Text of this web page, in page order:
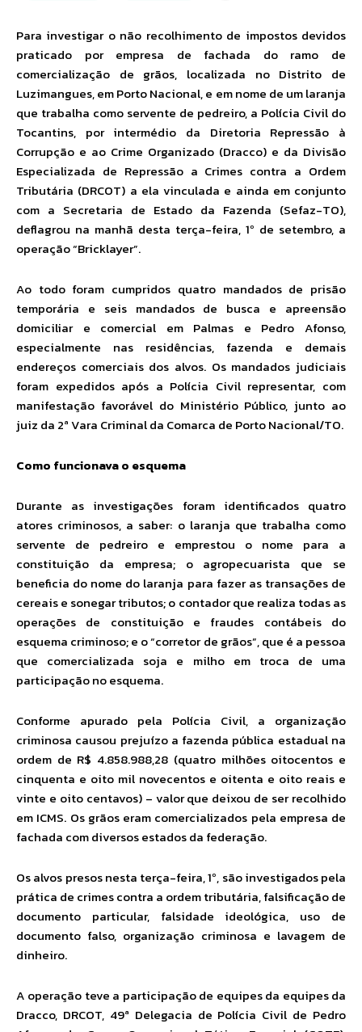
Para investigar o não recolhimento de impostos devidos
praticado por empresa de fachada do ramo de
comercialização de grãos, localizada no Distrito de
Luzimangues, em Porto Nacional, e em nome de um laranja
que trabalha como servente de pedreiro, a Polícia Civil do
Tocantins, por intermédio da Diretoria Repressão à
Corrupção e ao Crime Organizado (Dracco) e da Divisão
Especializada de Repressão a Crimes contra a Ordem
Tributária (DRCOT) a ela vinculada e ainda em conjunto
com a Secretaria de Estado da Fazenda (Sefaz-TO),
deflagrou na manhã desta terça-feira, 1º de setembro, a
operação “Bricklayer”.
Ao todo foram cumpridos quatro mandados de prisão
temporária e seis mandados de busca e apreensão
domiciliar e comercial em Palmas e Pedro Afonso,
especialmente nas residências, fazenda e demais
endereços comerciais dos alvos. Os mandados judiciais
foram expedidos após a Polícia Civil representar, com
manifestação favorável do Ministério Público, junto ao
juiz da 2ª Vara Criminal da Comarca de Porto Nacional/TO.
Como funcionava o esquema
Durante as investigações foram identificados quatro
atores criminosos, a saber: o laranja que trabalha como
servente de pedreiro e emprestou o nome para a
constituição da empresa; o agropecuarista que se
beneficia do nome do laranja para fazer as transações de
cereais e sonegar tributos; o contador que realiza todas as
operações de constituição e fraudes contábeis do
esquema criminoso; e o “corretor de grãos”, que é a pessoa
que comercializada soja e milho em troca de uma
participação no esquema.
Conforme apurado pela Polícia Civil, a organização
criminosa causou prejuízo a fazenda pública estadual na
ordem de R$ 4.858.988,28 (quatro milhões oitocentos e
cinquenta e oito mil novecentos e oitenta e oito reais e
vinte e oito centavos) – valor que deixou de ser recolhido
em ICMS. Os grãos eram comercializados pela empresa de
fachada com diversos estados da federação.
Os alvos presos nesta terça-feira, 1º, são investigados pela
prática de crimes contra a ordem tributária, falsificação de
documento particular, falsidade ideológica, uso de
documento falso, organização criminosa e lavagem de
dinheiro.
A operação teve a participação de equipes da equipes da
Dracco, DRCOT, 49ª Delegacia de Polícia Civil de Pedro